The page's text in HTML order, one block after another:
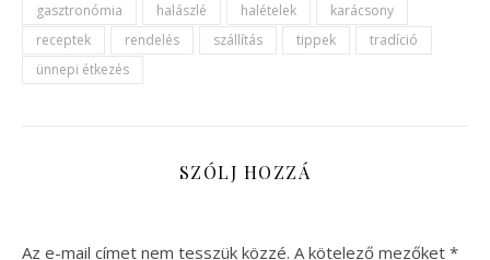
gasztronómia halászlé halételek
karácsony
receptek
rendelés szállítás tippek
tradíció
ünnepi étkezés
SZÓLJ HOZZÁ
Az e-mail címet nem tesszük közzé. A kötelező mezőket *